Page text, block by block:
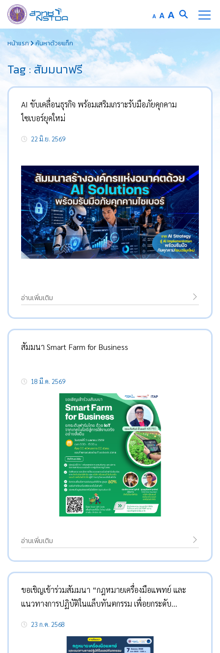
to
content
A Decrease
font
AReset
font
A Increase
font
หน้าแรก ค้นหาด้วยแท็ก
Tag : สัมมนาฟรี
AI ขับเคลื่อนธุรกิจ พร้อมเสริมเกราะรับมือภัยคุกคาม
ไซเบอร์ยุคใหม่
22 มิ.ย. 2569
อ่านเพิ่มเติม
สัมมนา Smart Farm for Business
18 มี.ค. 2569
อ่านเพิ่มเติม
ขอเชิญเข้าร่วมสัมมนา “กฎหมายเครื่องมือแพทย์ และ
แนวทางการปฏิบัติในแล็บทันตกรรม เพื่อยกระดับ
23 ก.ค. 2568